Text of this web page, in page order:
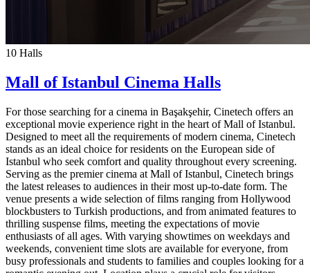
10 Halls
Mall of Istanbul Cinema Halls
For those searching for a cinema in Başakşehir, Cinetech offers an
exceptional movie experience right in the heart of Mall of Istanbul.
Designed to meet all the requirements of modern cinema, Cinetech
stands as an ideal choice for residents on the European side of
Istanbul who seek comfort and quality throughout every screening.
Serving as the premier cinema at Mall of Istanbul, Cinetech brings
the latest releases to audiences in their most up-to-date form. The
venue presents a wide selection of films ranging from Hollywood
blockbusters to Turkish productions, and from animated features to
thrilling suspense films, meeting the expectations of movie
enthusiasts of all ages. With varying showtimes on weekdays and
weekends, convenient time slots are available for everyone, from
busy professionals and students to families and couples looking for a